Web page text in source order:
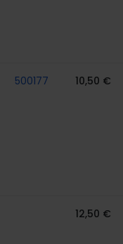
500177 10,50 €
12,50 €